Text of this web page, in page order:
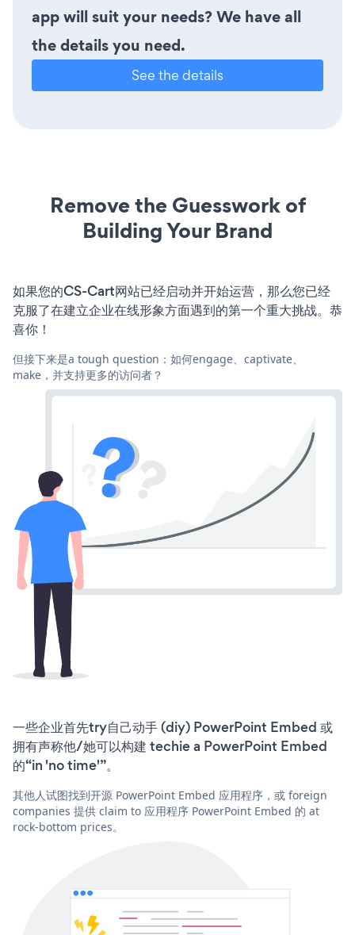
app will suit your needs? We have all
the details you need.
See the details
Remove the Guesswork of
Building Your Brand
如果您的CS-Cart网站已经启动并开始运营，那么您已经
克服了在建立企业在线形象方面遇到的第一个重大挑战。恭
喜你！
但接下来是a tough question：如何engage、captivate、
make，并支持更多的访问者？
一些企业首先try自己动手 (diy) PowerPoint Embed 或
拥有声称他/她可以构建 techie a PowerPoint Embed
的“in 'no time'”。
其他人试图找到开源 PowerPoint Embed 应用程序，或 foreign
companies 提供 claim to 应用程序 PowerPoint Embed 的 at
rock-bottom prices。